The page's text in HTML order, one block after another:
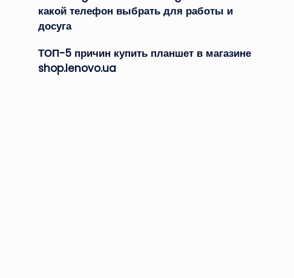
какой телефон выбрать для работы и
досуга
ТОП-5 причин купить планшет в магазине
shop.lenovo.ua